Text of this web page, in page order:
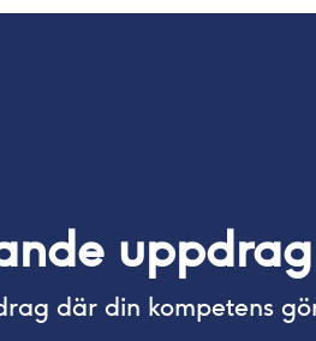
uppdrag
där din kompetens